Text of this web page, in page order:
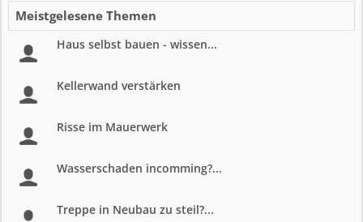
Meistgelesene Themen
Haus selbst bauen - wissen...
Kellerwand verstärken
Risse im Mauerwerk
Wasserschaden incomming?...
Treppe in Neubau zu steil?...